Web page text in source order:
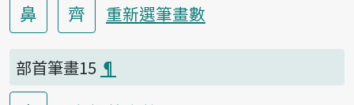
鼻 齊 重新選筆畫數
部首筆畫15 ¶